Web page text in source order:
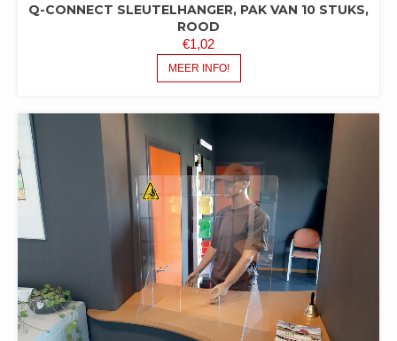
Q-CONNECT SLEUTELHANGER, PAK VAN 10 STUKS,
ROOD
€1,02
MEER INFO!